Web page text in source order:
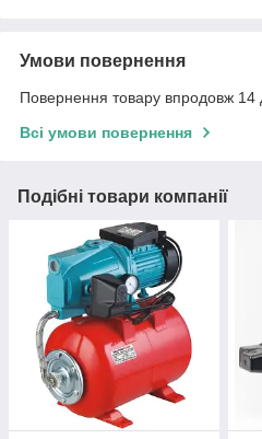
Умови повернення
Повернення товару впродовж 14
Всі умови повернення
Подібні товари компанії